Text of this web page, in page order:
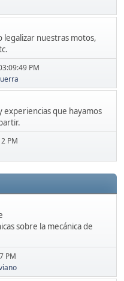
nuestras motos,
PM
experiencias que hayamos
PM
sobre la mecánica de
PM